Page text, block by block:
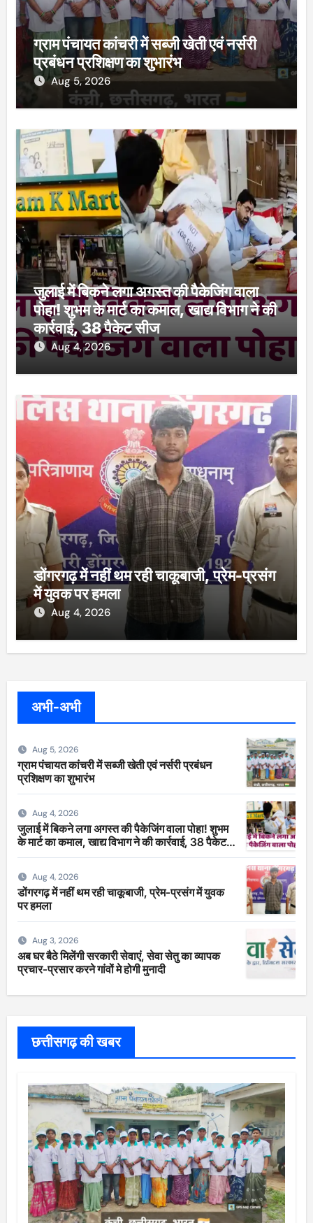
ग्राम पंचायत कांचरी में सब्जी खेती एवं नर्सरी
प्रबंधन प्रशिक्षण का शुभारंभ
Aug 5, 2026
जुलाई में बिकने लगा अगस्त की पैकेजिंग वाला
पोहा! शुभम के मार्ट का कमाल, खाद्य विभाग ने की
कार्रवाई, 38 पैकेट सीज
Aug 4, 2026
डोंगरगढ़ में नहीं थम रही चाकूबाजी, प्रेम-प्रसंग
में युवक पर हमला
Aug 4, 2026
अभी-अभी
Aug 5, 2026
ग्राम पंचायत कांचरी में सब्जी खेती एवं नर्सरी प्रबंधन
प्रशिक्षण का शुभारंभ
Aug 4, 2026
जुलाई में बिकने लगा अगस्त की पैकेजिंग वाला पोहा! शुभम
के मार्ट का कमाल, खाद्य विभाग ने की कार्रवाई, 38 पैकेट
सीज
Aug 4, 2026
डोंगरगढ़ में नहीं थम रही चाकूबाजी, प्रेम-प्रसंग में युवक
पर हमला
Aug 3, 2026
अब घर बैठे मिलेंगी सरकारी सेवाएं, सेवा सेतु का व्यापक
प्रचार-प्रसार करने गांवों मे होगी मुनादी
छत्तीसगढ़ की खबर